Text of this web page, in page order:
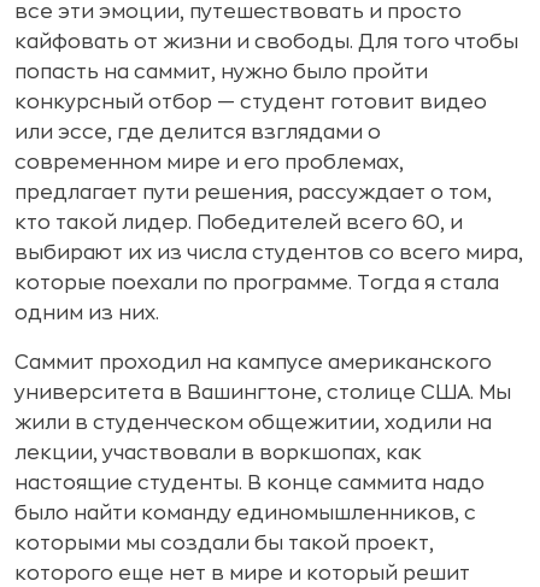
все эти эмоции, путешествовать и просто
кайфовать от жизни и свободы. Для того чтобы
попасть на саммит, нужно было пройти
конкурсный отбор — студент готовит видео
или эссе, где делится взглядами о
современном мире и его проблемах,
предлагает пути решения, рассуждает о том,
кто такой лидер. Победителей всего 60, и
выбирают их из числа студентов со всего мира,
которые поехали по программе. Тогда я стала
одним из них.
Саммит проходил на кампусе американского
университета в Вашингтоне, столице США. Мы
жили в студенческом общежитии, ходили на
лекции, участвовали в воркшопах, как
настоящие студенты. В конце саммита надо
было найти команду единомышленников, с
которыми мы создали бы такой проект,
которого еще нет в мире и который решит